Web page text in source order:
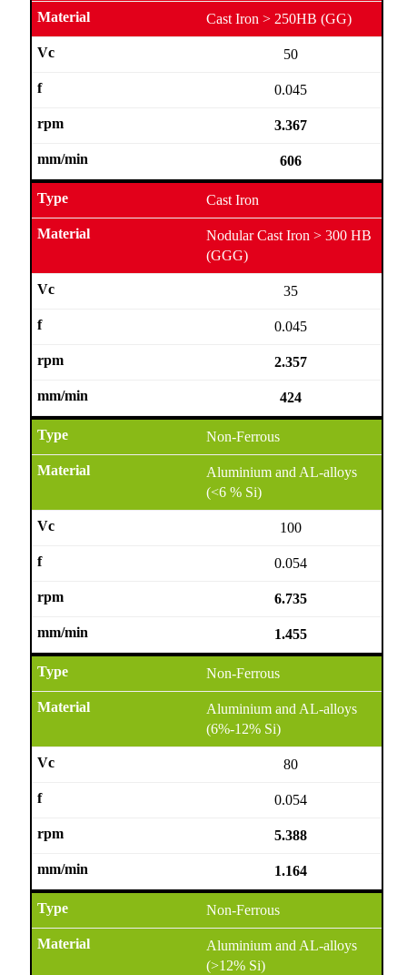
Cast Iron > 250HB (GG)
50
0.045
3.367
606
Cast Iron
Nodular Cast Iron > 300 HB
(GGG)
35
0.045
2.357
424
Non-Ferrous
Aluminium and AL-alloys
(<6 % Si)
100
0.054
6.735
1.455
Non-Ferrous
Aluminium and AL-alloys
(6%-12% Si)
80
0.054
5.388
1.164
Non-Ferrous
Aluminium and AL-alloys
(>12% Si)